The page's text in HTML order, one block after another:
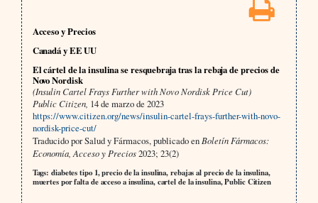
Acceso y Precios
Canadá y EE UU
El cártel de la insulina se resquebraja tras la rebaja de precios de
Novo Nordisk
(Insulin Cartel Frays Further with Novo Nordisk Price Cut)
Public Citizen, 14 de marzo de 2023
https://www.citizen.org/news/insulin-cartel-frays-further-with-novo-
nordisk-price-cut/
Traducido por Salud y Fármacos, publicado en Boletín Fármacos:
Economía, Acceso y Precios2023; 23(2)
Tags: diabetes tipo 1, precio de la insulina, rebajas al precio de la insulina,
muertes por falta de acceso a insulina, cartel de la insulina, Public Citizen